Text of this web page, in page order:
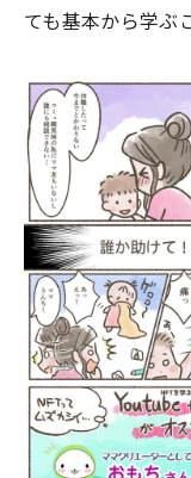
ても基本から学ぶ